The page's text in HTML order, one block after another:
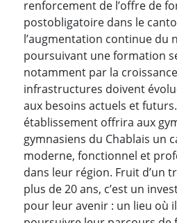
renforcement de l’offre de
postobligatoire dans le
l’augmentation continue du
poursuivant une formation
notamment par la
infrastructures doivent
aux besoins actuels et
établissement offrira aux
gymnasiens du Chablais un
moderne, fonctionnel et
dans leur région. Fruit d’un
plus de 20 ans, c’est un
pour leur avenir : un lieu où